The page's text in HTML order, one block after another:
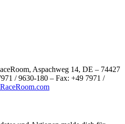
Aspachweg 14, DE – 74427
/ 9630-180 – Fax: +49 7971 /